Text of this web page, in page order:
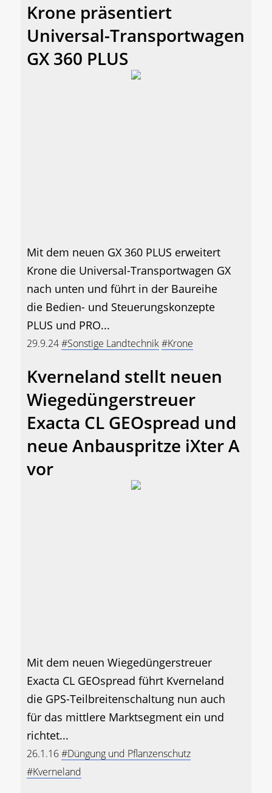
Krone präsentiert
Universal-Transportwagen
GX 360 PLUS
Mit dem neuen GX 360 PLUS erweitert
Krone die Universal-Transportwagen GX
nach unten und führt in der Baureihe
die Bedien- und Steuerungskonzepte
PLUS und PRO...
29.9.24#Sonstige Landtechnik#Krone
Kverneland stellt neuen
Wiegedüngerstreuer
Exacta CL GEOspread und
neue Anbauspritze iXter A
vor
Mit dem neuen Wiegedüngerstreuer
Exacta CL GEOspread führt Kverneland
die GPS-Teilbreitenschaltung nun auch
für das mittlere Marktsegment ein und
richtet...
26.1.16#Düngung und Pflanzenschutz
#Kverneland